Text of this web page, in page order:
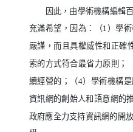
因此，由學術機構編輯
充滿希望，因為：（1）學
嚴謹，而且具權威性和正確
索的方式符合最省力原則；
續經營的；（4）學術機構
資訊網的創始人和語意網的
政府應全力支持資訊網的開